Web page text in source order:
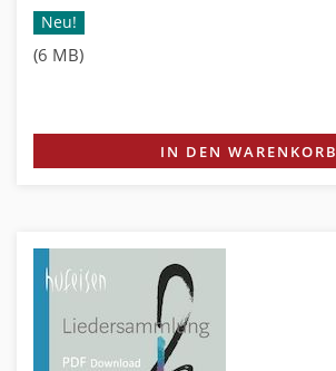
Neu!
(6 MB)
IN DEN WARENKORB